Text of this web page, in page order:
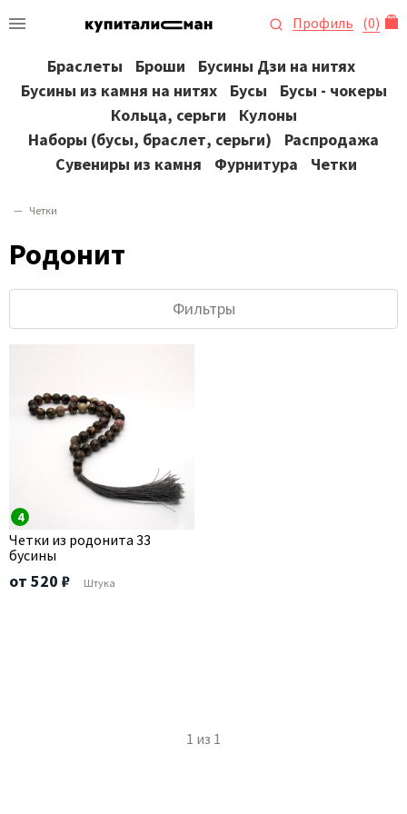
Профиль (0)
Браслеты Броши
Бусины Дзи на нитях
Бусины из камня на нитях
Бусы
Бусы - чокеры
Кольца, серьги
Кулоны
Наборы (бусы, браслет, серьги)
Распродажа
Сувениры из камня
Фурнитура Четки
Четки
Родонит
Фильтры
4
Четки из родонита 33
бусины
от 520 ₽ Штука
1 из 1